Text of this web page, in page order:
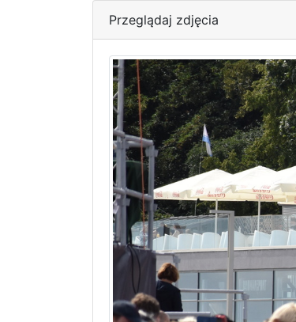
Przeglądaj zdjęcia